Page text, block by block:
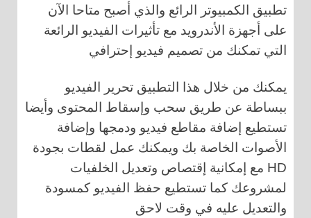
تطبيق الكمبيوتر الرائع والذي أصبح متاحا الآن
على أجهزة الأندرويد مع تأثيرات الفيديو الرائعة
التي تمكنك من تصميم فيديو إحترافي
يمكنك من خلال هذا التطبيق تحرير الفيديو
ببساطة عن طريق سحب وإسقاط المحتوى وأيضا
تستطيع إضافة مقاطع فيديو ودمجها وإضافة
الأصوات الخاصة بك ويمكنك عمل لقطات بجودة
HD مع إمكانية إقتصاص وتعديل الخلفيات
لمشروعك كما تستطيع حفظ الفيديو كمسودة
والتعديل عليه في وقت لاحق